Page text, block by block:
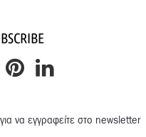
να εγγραφείτε στο newsletter